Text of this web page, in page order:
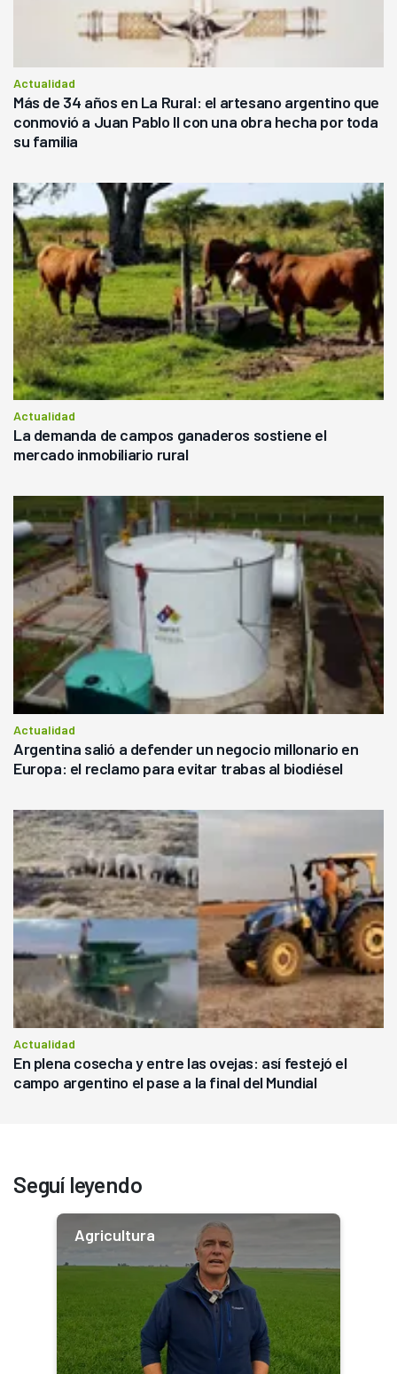
Actualidad
Más de 34 años en La Rural: el artesano argentino que
conmovió a Juan Pablo II con una obra hecha por toda
su familia
Actualidad
La demanda de campos ganaderos sostiene el
mercado inmobiliario rural
Actualidad
Argentina salió a defender un negocio millonario en
Europa: el reclamo para evitar trabas al biodiésel
Actualidad
En plena cosecha y entre las ovejas: así festejó el
campo argentino el pase a la final del Mundial
Seguí leyendo
Agricultura